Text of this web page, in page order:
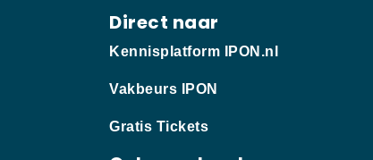
Direct naar
Kennisplatform IPON.nl
Vakbeurs IPON
Gratis Tickets